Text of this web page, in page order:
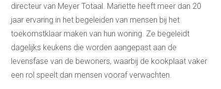
directeur van Meyer Totaal. Mariette heeft meer dan 20
jaar ervaring in het begeleiden van mensen bij het
toekomstklaar maken van hun woning. Ze begeleidt
dagelijks keukens die worden aangepast aan de
levensfase van de bewoners, waarbij de kookplaat vaker
een rol speelt dan mensen vooraf verwachten.